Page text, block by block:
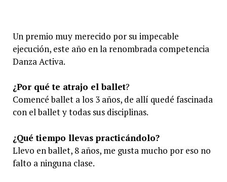
Un premio muy merecido por su impecable
ejecución, este año en la renombrada competencia
Danza Activa.
¿Por qué te atrajo el ballet?
Comencé ballet a los 3 años, de allí quedé fascinada
con el ballet y todas sus disciplinas.
¿Qué tiempo llevas practicándolo?
Llevo en ballet, 8 años, me gusta mucho por eso no
falto a ninguna clase.